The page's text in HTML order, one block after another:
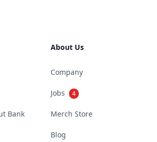
Bank
About Us
Company
Jobs 4
Merch Store
Blog